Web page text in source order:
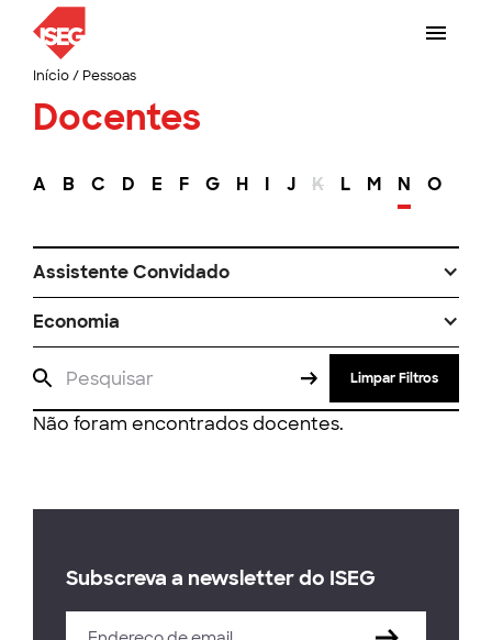
Início/ Pessoas
Docentes
A B C D E F G H I J K L M N O
Assistente Convidado
Economia
Limpar Filtros
Não foram encontrados docentes.
Subscreva a newsletter do ISEG